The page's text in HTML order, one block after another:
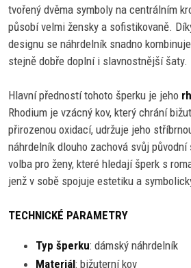
tvořený dvěma symboly na centrálním
působí velmi žensky a sofistikovaně.
designu se náhrdelník snadno
stejně dobře doplní i slavnostnější šaty.
Hlavní předností tohoto šperku je jeho
Rhodium je vzácný kov, který chrání
přirozenou oxidací, udržuje jeho
náhrdelník dlouho zachová svůj
volba pro ženy, které hledají šperk s
jenž v sobě spojuje estetiku a
TECHNICKÉ PARAMETRY
Typ šperku: dámský náhrdelník
Materiál: bižuterní kov